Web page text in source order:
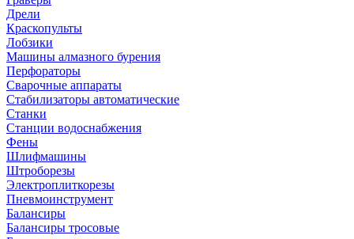
Дрели
Краскопульты
Лобзики
Машины алмазного бурения
Перфораторы
Сварочные аппараты
Стабилизаторы автоматические
Станки
Станции водоснабжения
Фены
Шлифмашины
Штроборезы
Электроплиткорезы
Пневмоинструмент
Балансиры
Балансиры тросовые